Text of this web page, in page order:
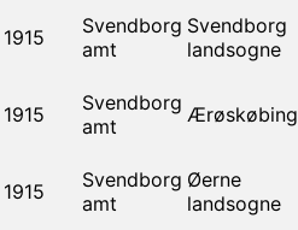
1915
Svendborg
amt
Svendborg
landsogne
1915
Svendborg
amt
Ærøskøbing
1915
Svendborg
amt
Øerne
landsogne